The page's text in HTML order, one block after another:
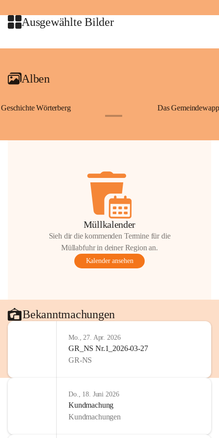
🔏 Zum Schutz unseres Gemeindearchivs danken wir allen Bürgerinnen
Erinnerungen, die dazu beitragen, die Geschichte unserer Heimat
Ausgewählte Bilder
+2
Alben
Geschichte Wörterberg Das
Müllkalender
Sieh dir die kommenden Termine für die
Müllabfuhr in deiner Region an.
Kalender ansehen
Bekanntmachungen
Mo., 27. Apr. 2026
GR_NS Nr.1_2026-03-27
GR-NS
Do., 18. Juni 2026
Kundmachung
Kundmachungen